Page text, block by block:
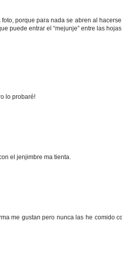
porque para nada se abren al
puede entrar el “mejunje” entre las hojas
lo probaré!
el jenjimbre ma tienta.
me gustan pero nunca las he comido